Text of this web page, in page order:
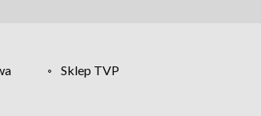
Sklep TVP